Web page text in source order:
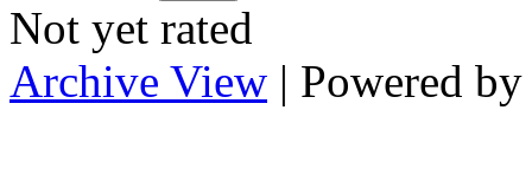
Not yet rated
Archive View | Powered